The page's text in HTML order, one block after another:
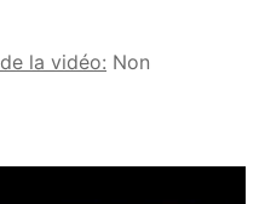
la vidéo: Non